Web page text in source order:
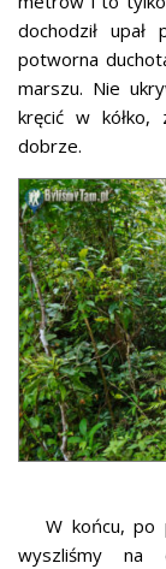
dochodził
potworna
marszu. Nie
kręcić w kółko,
dobrze.
W końcu, po
wyszliśmy